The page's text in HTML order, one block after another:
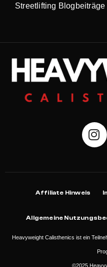
Streetlifting Blogbeiträge
Affiliate Hinweis
Allgemeine
Heavyweight Calisthenics ist ein
©2025